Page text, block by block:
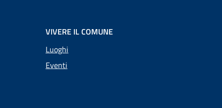
VIVERE IL COMUNE
Luoghi
Eventi